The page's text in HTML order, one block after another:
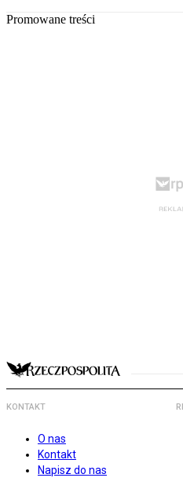
Promowane treści
KONTAKT
O nas
Kontakt
Napisz do nas